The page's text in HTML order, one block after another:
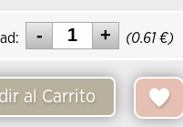
(0.61 €)
al Carrito